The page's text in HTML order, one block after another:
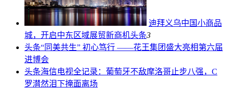
迪拜义乌中国小商品
城，开启中东区域展贸新商机头条3
头条“同美共生” 初心笃行 ——花王集团盛大亮相第六届
进博会
头条海信电视全记录：葡萄牙不敌摩洛哥止步八强，C
罗潸然泪下掩面离场